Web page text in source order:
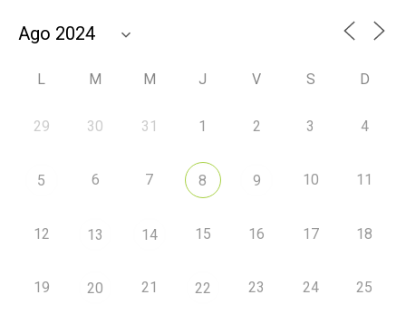
L M M J V S D
29 30 31 1 2 3 4
5 6 7 8 9 10 11
12 13 14 15 16 17 18
19 20 21 22 23 24 25